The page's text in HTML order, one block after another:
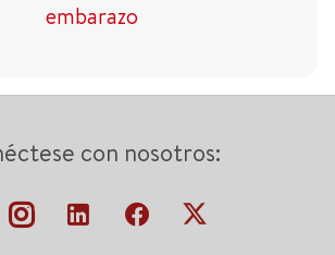
embarazo
con nosotros: